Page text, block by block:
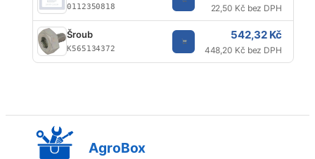
0112350818 22,50 Kč bez DPH
Šroub
K565134372
542,32 Kč
448,20 Kč bez DPH
AgroBox